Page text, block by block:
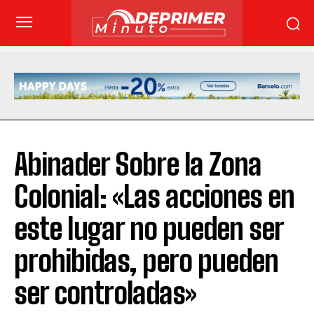
Abinader Sobre la Zona
Colonial: «Las acciones en
este lugar no pueden ser
prohibidas, pero pueden
ser controladas»